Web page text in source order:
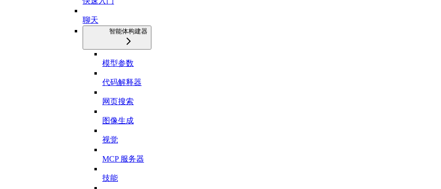
聊天
智能体构建器
模型参数
代码解释器
网页搜索
图像生成
视觉
MCP 服务器
技能